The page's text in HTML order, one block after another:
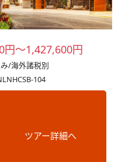
円～1,427,600円
/海外諸税別
104
ツアー詳細へ